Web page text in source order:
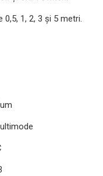
0,5, 1, 2, 3 și 5 metri.